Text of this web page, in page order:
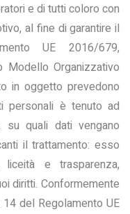
e di tutti coloro con
al fine di garantire il
UE 2016/679,
Modello Organizzativo
in oggetto prevedono
personali è tenuto ad
su quali dati vengano
il trattamento: esso
e trasparenza,
diritti. Conformemente
del Regolamento UE